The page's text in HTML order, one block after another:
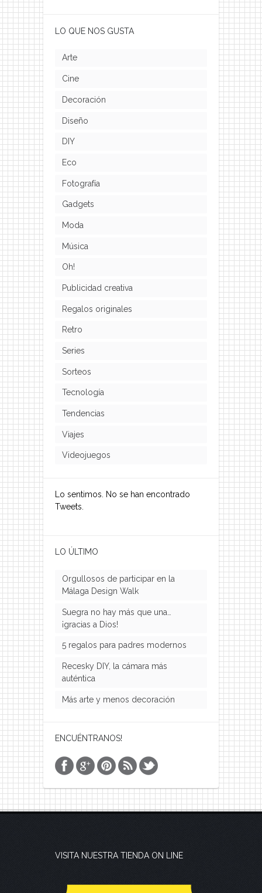
LO QUE NOS GUSTA
Arte
Cine
Decoración
Diseño
DIY
Eco
Fotografía
Gadgets
Moda
Música
Oh!
Publicidad creativa
Regalos originales
Retro
Series
Sorteos
Tecnología
Tendencias
Viajes
Videojuegos
Lo sentimos. No se han encontrado
Tweets.
LO ÚLTIMO
Orgullosos de participar en la
Málaga Design Walk
Suegra no hay más que una…
¡gracias a Dios!
5 regalos para padres modernos
Recesky DIY, la cámara más
auténtica
Más arte y menos decoración
ENCUÉNTRANOS!
VISITA NUESTRA TIENDA ON LINE